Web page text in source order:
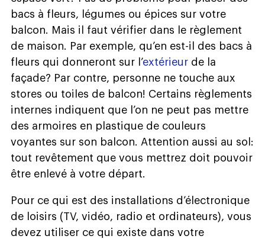
bacs à fleurs, légumes ou épices sur votre
balcon. Mais il faut vérifier dans le règlement
de maison. Par exemple, qu’en est-il des bacs à
fleurs qui donneront sur l’extérieur de la
façade? Par contre, personne ne touche aux
stores ou toiles de balcon! Certains règlements
internes indiquent que l’on ne peut pas mettre
des armoires en plastique de couleurs
voyantes sur son balcon. Attention aussi au sol:
tout revêtement que vous mettrez doit pouvoir
être enlevé à votre départ.
Pour ce qui est des installations d’électronique
de loisirs (TV, vidéo, radio et ordinateurs), vous
devez utiliser ce qui existe dans votre